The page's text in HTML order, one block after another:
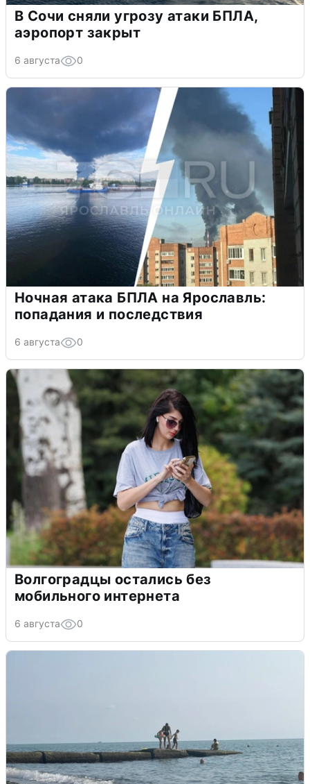
В Сочи сняли угрозу атаки БПЛА,
аэропорт закрыт
6 августа 0
Ночная атака БПЛА на Ярославль:
попадания и последствия
6 августа 0
Волгоградцы остались без
мобильного интернета
6 августа 0